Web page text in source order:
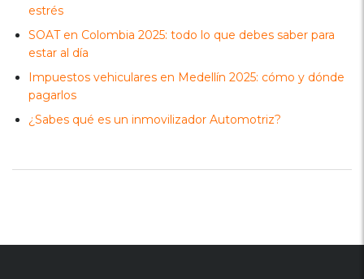
estrés
SOAT en Colombia 2025: todo lo que debes saber para
estar al día
Impuestos vehiculares en Medellín 2025: cómo y dónde
pagarlos
¿Sabes qué es un inmovilizador Automotriz?